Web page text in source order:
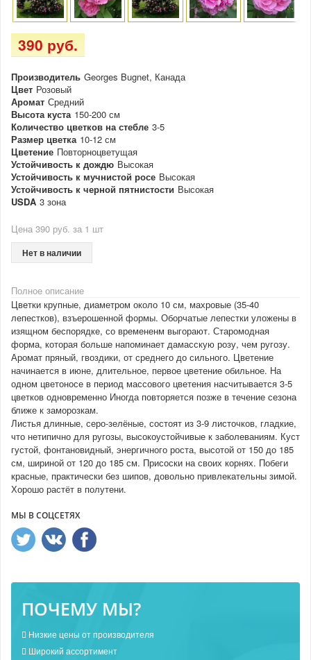
390 руб.
Производитель Georges Bugnet, Канада
Цвет Розовый
Аромат Средний
Высота куста 150-200 см
Количество цветков на стебле 3-5
Размер цветка 10-12 см
Цветение Повторноцветущая
Устойчивость к дождю Высокая
Устойчивость к мучнистой росе Высокая
Устойчивость к черной пятнистости Высокая
USDA 3 зона
Цена 390 руб. за 1 шт
Нет в наличии
Полное описание
Цветки крупные, диаметром около 10 см, махровые (35-40
лепестков), взъерошенной формы. Оборчатые лепестки уложены в
изящном беспорядке, со времененм выгорают. Старомодная
форма, которая больше напоминает дамасскую розу, чем ругозу.
Аромат пряный, гвоздики, от среднего до сильного. Цветение
начинается в июне, длительное, первое цветение обильное. На
одном цветоносе в период массового цветения насчитывается 3-5
цветков одновременно Иногда повторяется позже в течение сезона
ближе к заморозкам.
Листья длинные, серо-зелёные, состоят из 3-9 листочков, гладкие,
что нетипично для ругозы, высокоустойчивые к заболеваниям. Куст
густой, фонтановидный, энергичного роста, высотой от 150 до 185
см, шириной от 120 до 185 см. Присоски на своих корнях. Побеги
красные, практически без шипов, довольно привлекательны зимой.
Хорошо растёт в полутени.
МЫ В СОЦСЕТЯХ
ПОЧЕМУ МЫ?
Низкие цены от производителя
Широкий ассортимент